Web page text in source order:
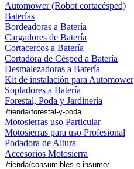
Automower (Robot cortacésped)
Baterías
Bordeadoras a Batería
Cargadores de Batería
Cortacercos a Batería
Cortadora de Césped a Batería
Desmalezadoras a Batería
Kit de instalación para Automower
Sopladores a Batería
Forestal, Poda y Jardinería
Motosierras uso Particular
Motosierras para uso Profesional
Podadora de Altura
Accesorios Motosierra